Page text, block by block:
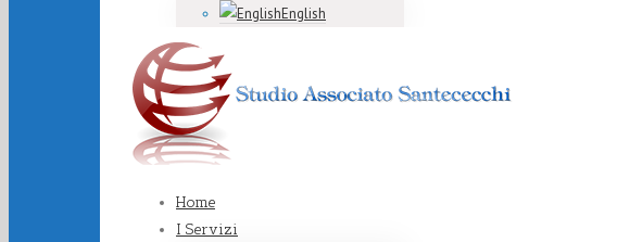
English
Home
I Servizi